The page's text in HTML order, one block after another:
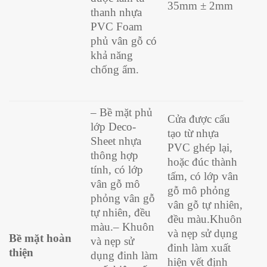
thanh nhựa
PVC Foam
phủ vân gỗ có
khả năng
chống ẩm.
35mm ± 2mm
Bề mặt hoàn
thiện
– Bề mặt phủ
lớp Deco-
Sheet nhựa
thông hợp
tính, có lớp
vân gỗ mô
phỏng vân gỗ
tự nhiên, đều
màu.– Khuôn
và nẹp sử
dụng đinh làm
Cửa được cấu
tạo từ nhựa
PVC ghép lại,
hoặc đúc thành
tấm, có lớp vân
gỗ mô phỏng
vân gỗ tự nhiên,
đều màu.Khuôn
và nẹp sử dụng
đinh làm xuất
hiện vết định